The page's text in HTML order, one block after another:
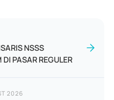
NSSS
PASAR REGULER
2026